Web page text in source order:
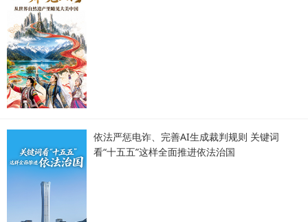
依法严惩电诈、完善AI生成裁判规则 关键词
看“十五五”这样全面推进依法治国